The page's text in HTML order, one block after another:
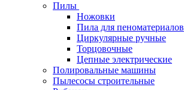
Пилы
Ножовки
Пила для пеноматериалов
Циркулярные ручные
Торцовочные
Цепные электрические
Полировальные машины
Пылесосы cтроительные